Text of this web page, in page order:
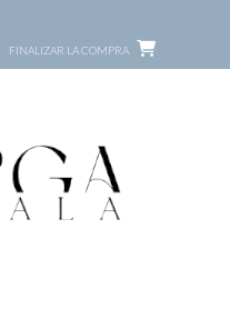
FINALIZAR LA COMPRA